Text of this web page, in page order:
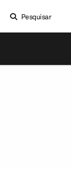
Pesquisar